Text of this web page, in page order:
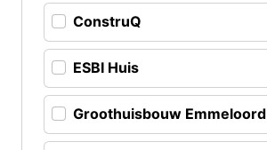
ConstruQ
ESBI Huis
Groothuisbouw Emmeloord